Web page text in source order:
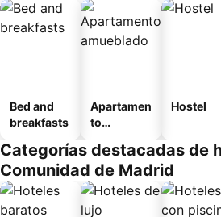
Bed and
breakfasts
Apartamen
to
o
Hostel
Categorías destacadas de
Comunidad de Madrid